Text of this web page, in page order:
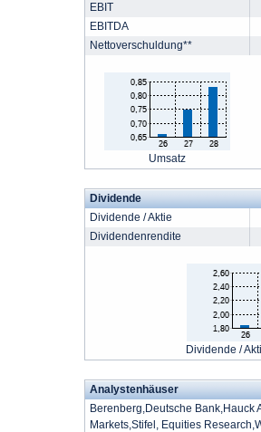
EBIT
EBITDA
Nettoverschuldung**
Umsatz
Dividende
Dividende / Aktie
Dividendenrendite
Dividende /
Analystenhäuser
Berenberg,Deutsche Bank,Hauck
Markets,Stifel, Equities